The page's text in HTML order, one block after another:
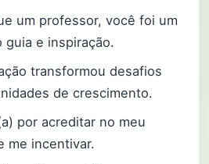
um professor, você foi um
guia e inspiração.
transformou desafios
de crescimento.
por acreditar no meu
me incentivar.